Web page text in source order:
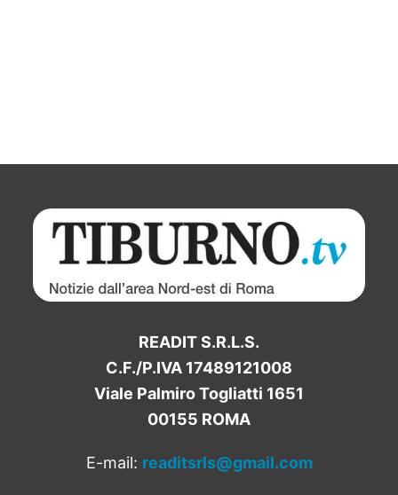
READIT S.R.L.S.
C.F./P.IVA 17489121008
Viale Palmiro Togliatti 1651
00155 ROMA
E-mail: readitsrls@gmail.com